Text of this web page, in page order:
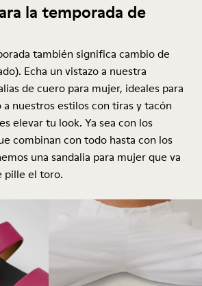
la temporada de
también significa cambio de
Echa un vistazo a nuestra
de cuero para mujer, ideales para
a nuestros estilos con tiras y tacón
elevar tu look. Ya sea con los
combinan con todo hasta con los
una sandalia para mujer que va
pille el toro.